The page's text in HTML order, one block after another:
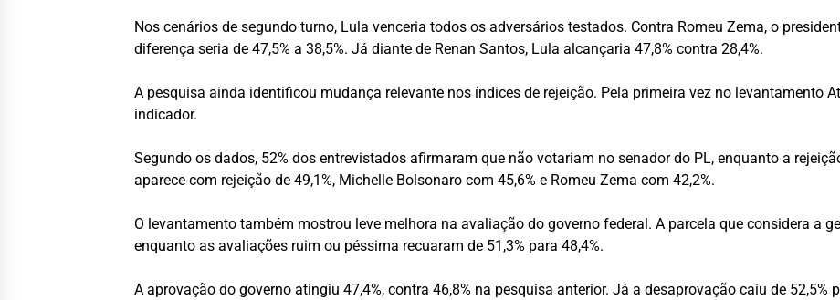
Nos cenários de segundo turno, Lula venceria todos os adversários testados. Contra Romeu Zema, o
diferença seria de 47,5% a 38,5%. Já diante de Renan Santos, Lula alcançaria 47,8% contra 28,4%.
A pesquisa ainda identificou mudança relevante nos índices de rejeição. Pela primeira vez no levantamento
indicador.
Segundo os dados, 52% dos entrevistados afirmaram que não votariam no senador do PL, enquanto a
aparece com rejeição de 49,1%, Michelle Bolsonaro com 45,6% e Romeu Zema com 42,2%.
O levantamento também mostrou leve melhora na avaliação do governo federal. A parcela que considera a
enquanto as avaliações ruim ou péssima recuaram de 51,3% para 48,4%.
A aprovação do governo atingiu 47,4%, contra 46,8% na pesquisa anterior. Já a desaprovação caiu de 52,5%